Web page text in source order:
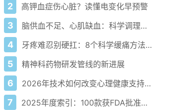
2 高钾血症伤心脏？读懂电变化早预警
3 脑供血不足、心肌缺血：科学调理全攻略
4 牙疼难忍别硬扛：8个科学缓痛方法收好
5 精神科药物研发管线的新进展
6 2026年技术如何改变心理健康支持的获取方式
7 2025年度索引：100款获FDA批准的AI驱动医疗设备